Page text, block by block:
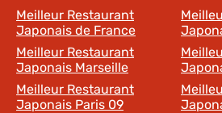
Meilleur Restaurant
Japonais de France
Meilleur Restaurant
Japonais Marseille
Meilleur Restaurant
Japonais Paris 09